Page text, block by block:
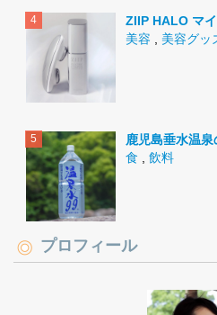
ZIIP HALO マ
美容
美容グッ
鹿児島垂水温
食
飲料
プロフィール